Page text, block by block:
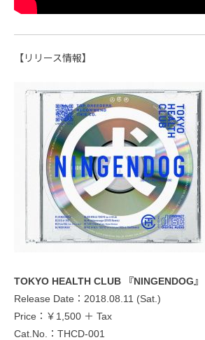
【リリース情報】
TOKYO HEALTH CLUB 『NINGENDOG』
Release Date：2018.08.11 (Sat.)
Price：￥1,500 ＋ Tax
Cat.No.：THCD-001